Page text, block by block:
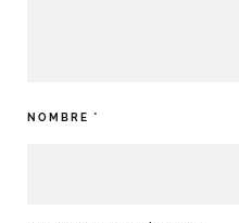
NOMBRE *